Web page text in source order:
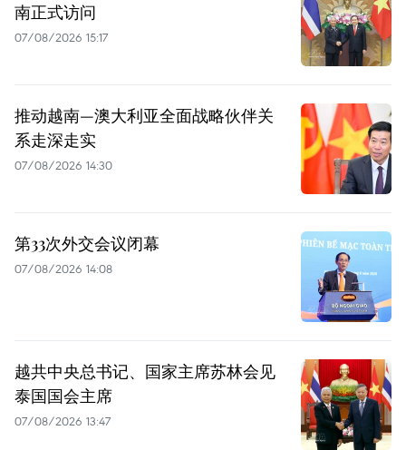
南正式访问
07/08/2026 15:17
推动越南—澳大利亚全面战略伙伴关
系走深走实
07/08/2026 14:30
第33次外交会议闭幕
07/08/2026 14:08
越共中央总书记、国家主席苏林会见
泰国国会主席
07/08/2026 13:47